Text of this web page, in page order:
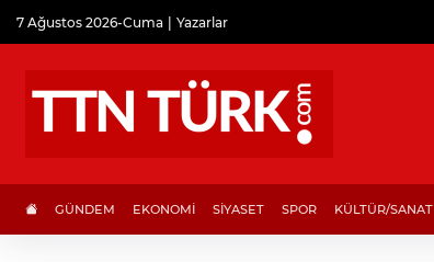
7 Ağustos 2026-Cuma Yazarlar
GÜNDEM EKONOMİ SİYASET SPOR KÜLTÜR/SANAT